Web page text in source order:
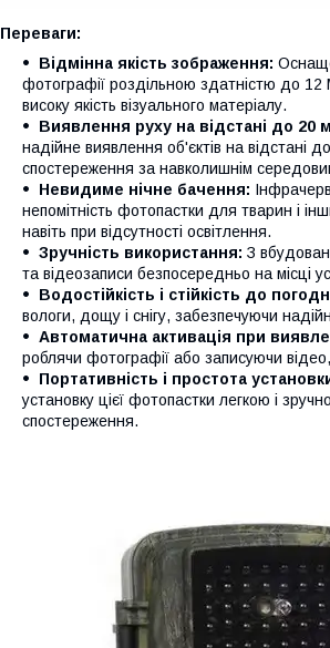
Переваги:
Відмінна якість зображення:
фотографії роздільною здатністю до
високу якість візуального матеріалу.
Виявлення руху на відстані до 20
надійне виявлення об'єктів на
спостереження за навколишнім
Невидиме нічне бачення:
непомітність фотопастки для тварин і
навіть при відсутності освітлення.
Зручність використання: З
та відеозаписи безпосередньо на місці
Водостійкість і стійкість до
вологи, дощу і снігу, забезпечуючи
Автоматична активація при
роблячи фотографії або записуючи
Портативність і простота
установку цієї фотопастки легкою і
спостереження.